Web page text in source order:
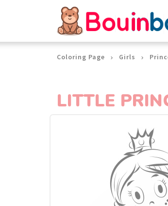
Coloring Page Girls
LITTLE
Cookies management panel